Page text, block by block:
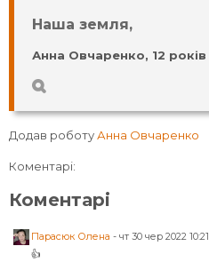
Наша земля,
Анна Овчаренко, 12 років
Додав роботуАнна Овчаренко
Коментарі:
Коментарі
Парасюк Олена -чт 30 чер 2022 10:21
👍